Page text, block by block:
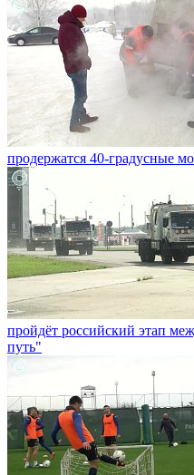
продержатся 40-градусные
пройдёт российский этап
путь"